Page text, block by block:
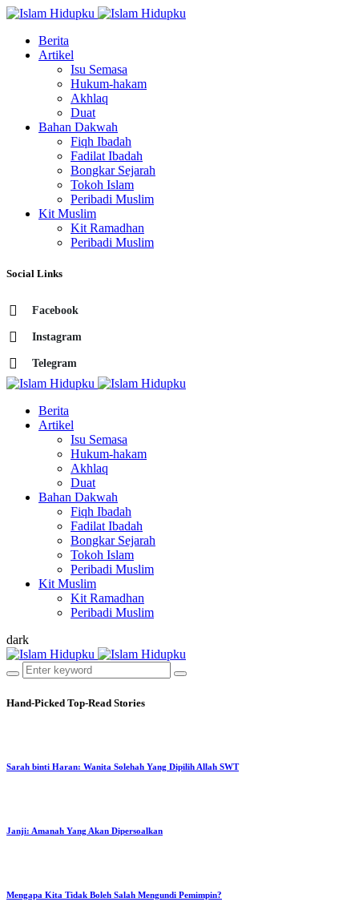
Berita
Artikel
Isu Semasa
Hukum-hakam
Akhlaq
Duat
Bahan Dakwah
Fiqh Ibadah
Fadilat Ibadah
Bongkar Sejarah
Tokoh Islam
Peribadi Muslim
Kit Muslim
Kit Ramadhan
Peribadi Muslim
Social Links
Facebook
Instagram
Telegram
Berita
Artikel
Isu Semasa
Hukum-hakam
Akhlaq
Duat
Bahan Dakwah
Fiqh Ibadah
Fadilat Ibadah
Bongkar Sejarah
Tokoh Islam
Peribadi Muslim
Kit Muslim
Kit Ramadhan
Peribadi Muslim
dark
Hand-Picked Top-Read Stories
Sarah binti Haran: Wanita Solehah Yang Dipilih Allah SWT
Janji: Amanah Yang Akan Dipersoalkan
Mengapa Kita Tidak Boleh Salah Mengundi Pemimpin?